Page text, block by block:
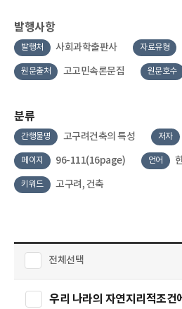
발행사항
발행처 사회과학출판사 자료유형
원문출처 고고민속론문집 원문호수
분류
간행물명 고구려건축의 특성 저자
페이지 96-111(16page) 언어
키워드 고구려, 건축
전체선택
우리 나라의 자연지리적조건